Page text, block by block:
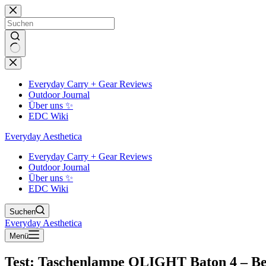
Zum
Inhalt
springen
Keine
Ergebnisse
Everyday Carry + Gear Reviews
Outdoor Journal
Über uns ✨
EDC Wiki
Everyday Aesthetica
Everyday Carry + Gear Reviews
Outdoor Journal
Über uns ✨
EDC Wiki
Suchen
Everyday Aesthetica
Menü
Test: Taschenlampe OLIGHT Baton 4 –